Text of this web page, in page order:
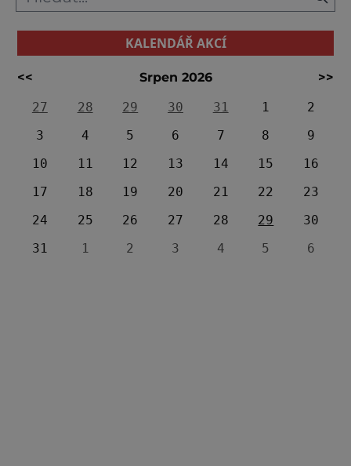
KALENDÁŘ AKCÍ
<< Srpen 2026
>>
27
28 29 30 31 1
2
3
4 5 6 7 8
9
10
11 12 13 14 15
16
17
18 19 20 21 22
23
24
25 26 27 28 29
30
31
1 2 3 4 5 6